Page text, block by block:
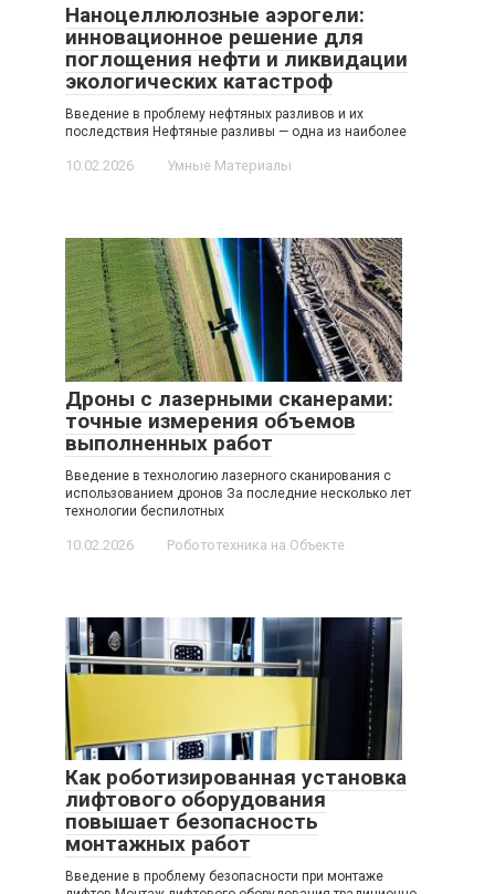
Наноцеллюлозные аэрогели:
инновационное решение для
поглощения нефти и ликвидации
экологических катастроф
Введение в проблему нефтяных разливов и их
последствия Нефтяные разливы — одна из наиболее
10.02.2026 Умные Материалы
Дроны с лазерными сканерами:
точные измерения объемов
выполненных работ
Введение в технологию лазерного сканирования с
использованием дронов За последние несколько лет
технологии беспилотных
10.02.2026 Робототехника на Объекте
Как роботизированная установка
лифтового оборудования
повышает безопасность
монтажных работ
Введение в проблему безопасности при монтаже